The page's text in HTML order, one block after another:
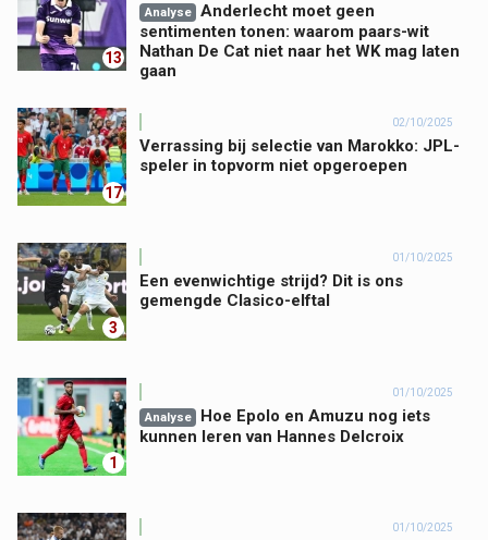
13
Analyse
Anderlecht moet geen
sentimenten tonen: waarom paars-wit
Nathan De Cat niet naar het WK mag laten
gaan
17
02/10/2025
Verrassing bij selectie van Marokko: JPL-
speler in topvorm niet opgeroepen
3
01/10/2025
Een evenwichtige strijd? Dit is ons
gemengde Clasico-elftal
1
01/10/2025
Analyse
Hoe Epolo en Amuzu nog iets
kunnen leren van Hannes Delcroix
01/10/2025